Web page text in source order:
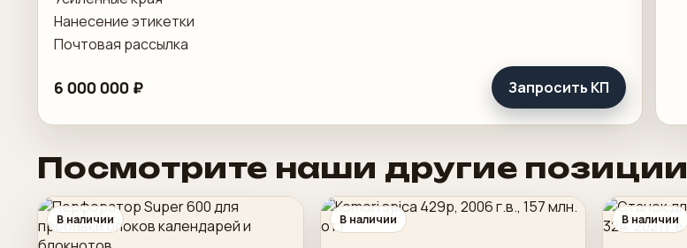
Нанесение этикетки
Почтовая рассылка
6 000 000 ₽ Запросить КП
Посмотрите наши другие позиции
В наличии В наличии В наличии